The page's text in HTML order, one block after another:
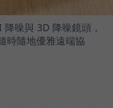
噪與 3D 降噪鏡頭，
時隨地優雅遠端協